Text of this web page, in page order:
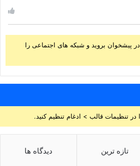
به صفحه Arqam options در پیشخوان بروید و شبکه های اجتماعی را
تازه ترین دیدگاه ها